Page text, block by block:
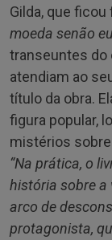
Gilda, que
moeda senão
transeuntes do
atendiam ao
título da obra.
figura popular,
mistérios sobre
“Na prática, o
história sobre a
arco de
protagonista,